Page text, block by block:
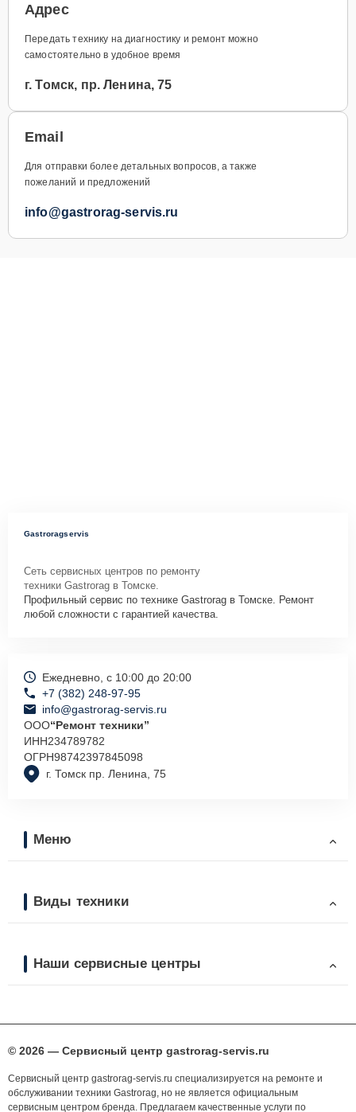
Адрес
Передать технику на диагностику и ремонт можно
самостоятельно в удобное время
г. Томск, пр. Ленина, 75
Email
Для отправки более детальных вопросов, а также
пожеланий и предложений
info@gastrorag-servis.ru
Gastroragservis
Сеть сервисных центров по ремонту
техники Gastrorag в Томске.
Профильный сервис по технике Gastrorag в Томске. Ремонт
любой сложности с гарантией качества.
г. Томск пр. Ленина, 75
Ежедневно, с 10:00 до 20:00
+7 (382) 248-97-95
info@gastrorag-servis.ru
ООО“Ремонт техники”
ИНН234789782
ОГРН98742397845098
Меню
Виды техники
Наши сервисные центры
© 2026 — Сервисный центр gastrorag-servis.ru
Сервисный центр gastrorag-servis.ru специализируется на ремонте и
обслуживании техники Gastrorag, но не является официальным
сервисным центром бренда. Предлагаем качественные услуги по